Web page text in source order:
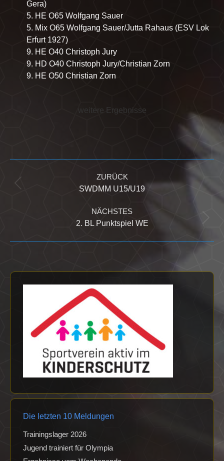
Gera)
5. HE O65 Wolfgang Sauer
5. Mix O65 Wolfgang Sauer/Jutta Rahaus (ESV Lok
Erfurt 1927)
9. HE O40 Christoph Jury
9. HD O40 Christoph Jury/Christian Zorn
9. HE O50 Christian Zorn
weitere Ergebnisse
ZURÜCK
Vorheriger
SWDMM U15/U19
NÄCHSTES
Nächster
2. BL Punktspiel WE
Die letzten 10 Meldungen
Trainingslager 2026
Jugend trainiert für Olympia